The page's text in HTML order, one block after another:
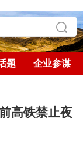
题 企业参谋
高铁禁止夜